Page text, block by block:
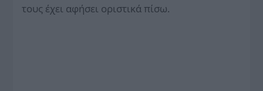
τους έχει αφήσει οριστικά πίσω.